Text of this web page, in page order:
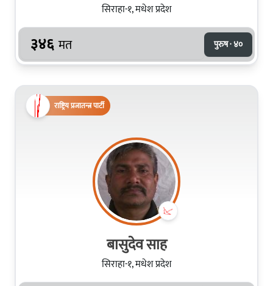
सिराहा-१, मधेश प्रदेश
३४६ मत पुरुष · ४०
राष्ट्रिय प्रजातन्त्र पार्टी
बासुदेव साह
सिराहा-१, मधेश प्रदेश